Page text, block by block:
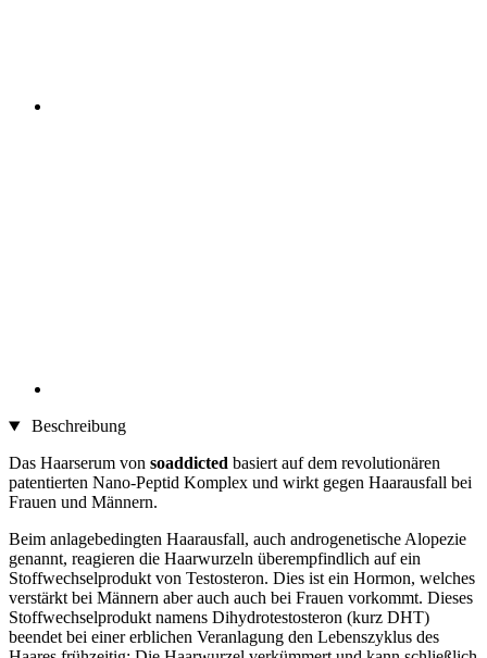
Beschreibung
Das Haarserum von soaddicted basiert auf dem revolutionären
patentierten Nano-Peptid Komplex und wirkt gegen Haarausfall bei
Frauen und Männern.
Beim anlagebedingten Haarausfall, auch androgenetische Alopezie
genannt, reagieren die Haarwurzeln überempfindlich auf ein
Stoffwechselprodukt von Testosteron. Dies ist ein Hormon, welches
verstärkt bei Männern aber auch auch bei Frauen vorkommt. Dieses
Stoffwechselprodukt namens Dihydrotestosteron (kurz DHT)
beendet bei einer erblichen Veranlagung den Lebenszyklus des